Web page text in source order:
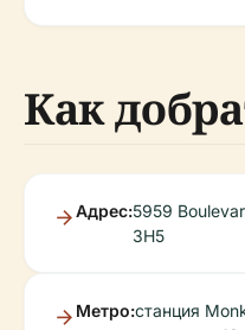
Как
Адрес:5959
3H5
Метро:станция